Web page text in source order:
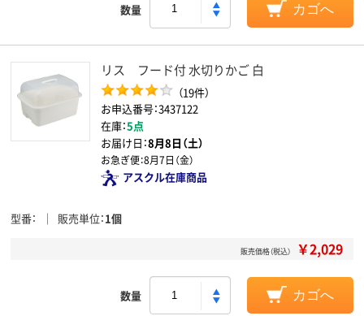
数量 カゴへ
リス フード付 水切りかご 白
（19件）
お申込番号：3437122
在庫：5点
お届け日：8月8日（土）
お急ぎ便：8月7日（金）
アスクル在庫商品
型番 販売単位 1個
販売価格（税込） ￥2,029
数量 カゴへ